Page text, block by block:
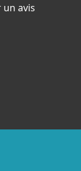
avis